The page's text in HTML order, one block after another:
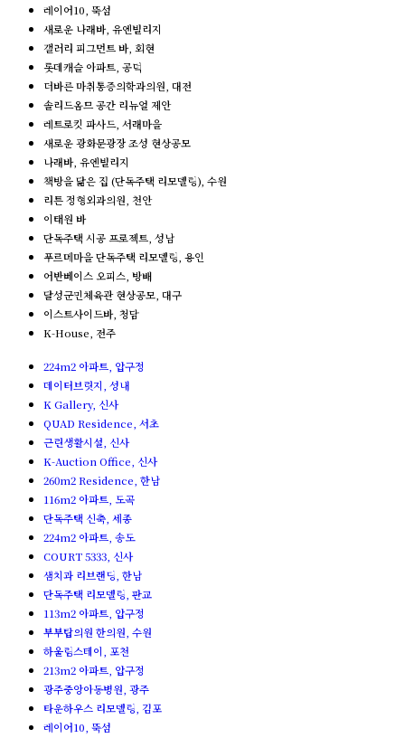
레이어10, 뚝섬
새로운 나래바, 유엔빌리지
갤러리 피그먼트 바, 회현
롯데캐슬 아파트, 공덕
더바른 마취통증의학과의원, 대전
솔리드옴므 공간 리뉴얼 제안
레트로킷 파사드, 서래마을
새로운 광화문광장 조성 현상공모
나래바, 유엔빌리지
책방을 닮은 집 (단독주택 리모델링), 수원
리튼 정형외과의원, 천안
이태원 바
단독주택 시공 프로젝트, 성남
푸르메마을 단독주택 리모델링, 용인
어반베이스 오피스, 방배
달성군민체육관 현상공모, 대구
이스트사이드바, 청담
K-House, 전주
224m2 아파트, 압구정
데이터브릿지, 성내
K Gallery, 신사
QUAD Residence, 서초
근린생활시설, 신사
K-Auction Office, 신사
260m2 Residence, 한남
116m2 아파트, 도곡
단독주택 신축, 세종
224m2 아파트, 송도
COURT 5333, 신사
샘치과 리브랜딩, 한남
단독주택 리모델링, 판교
113m2 아파트, 압구정
부부탑의원 한의원, 수원
하울림스테이, 포천
213m2 아파트, 압구정
광주중앙아동병원, 광주
타운하우스 리모델링, 김포
레이어10, 뚝섬